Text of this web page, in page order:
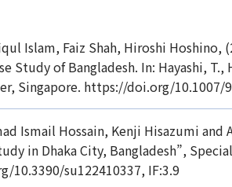
Islam, Faiz Shah, Hiroshi
Study of Bangladesh. In: Hayashi,
Singapore. https://doi.org/10.1007/
Ismail Hossain, Kenji Hisazumi
in Dhaka City, Bangladesh”,
10.3390/su122410337, IF:3.9